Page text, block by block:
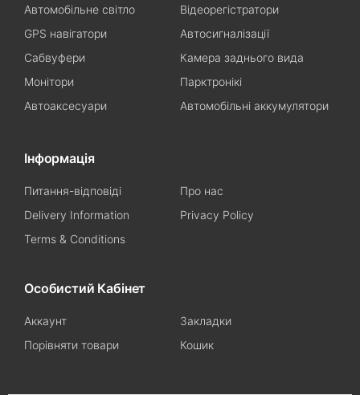
Автомобільне світло
Відеорегістратори
GPS навігатори
Автосигналізації
Сабвуфери
Камера заднього вида
Монітори
Парктронікі
Автоаксесуари
Автомобільні аккумулятори
Інформація
Питання-відповіді
Про нас
Delivery Information
Privacy Policy
Terms & Conditions
Особистий Кабінет
Аккаунт
Закладки
Порівняти товари
Кошик